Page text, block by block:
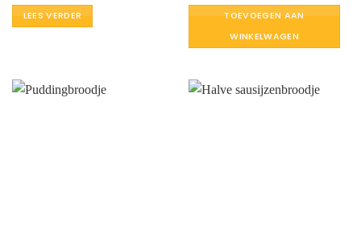
LEES VERDER
TOEVOEGEN AAN
WINKELWAGEN